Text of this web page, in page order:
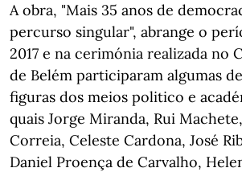
A obra, "Mais 35 anos de
percurso singular", abrange o
2017 e na cerimónia realizada no
de Belém participaram algumas
figuras dos meios politico e
quais Jorge Miranda, Rui
Correia, Celeste Cardona, José
Daniel Proença de Carvalho,